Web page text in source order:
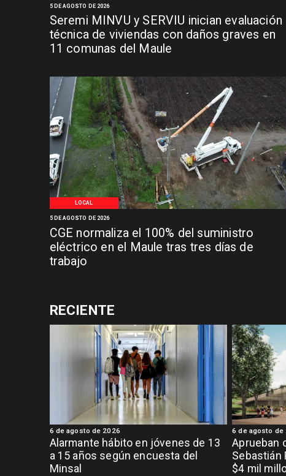
Seremi MINVU y SERVIU inician evaluación
técnica de viviendas con daños graves en
11 comunas del Maule
5 DE AGOSTO DE 2026
LOCAL
CGE normaliza el 100% del suministro
eléctrico en el Maule tras tres días de
trabajo
5 DE AGOSTO DE 2026
RECIENTE
Alarmante hábito en jóvenes de 13
a 15 años según encuesta del
Minsal
6 de agosto de 2026
Aprueban
Sebastián
$4 mil
6 de agosto de